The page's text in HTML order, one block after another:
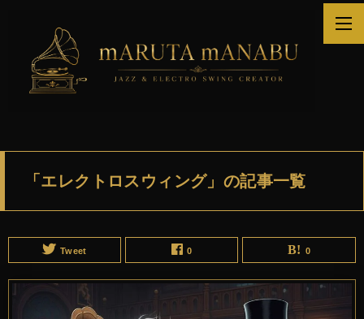
「エレクトロスウィング」の記事一覧
Tweet 0 0